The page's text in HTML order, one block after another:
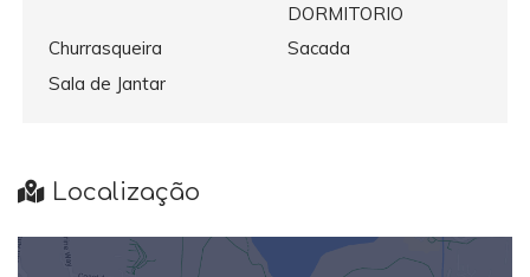
DORMITORIO
Churrasqueira
Sacada
Sala de Jantar
Localização